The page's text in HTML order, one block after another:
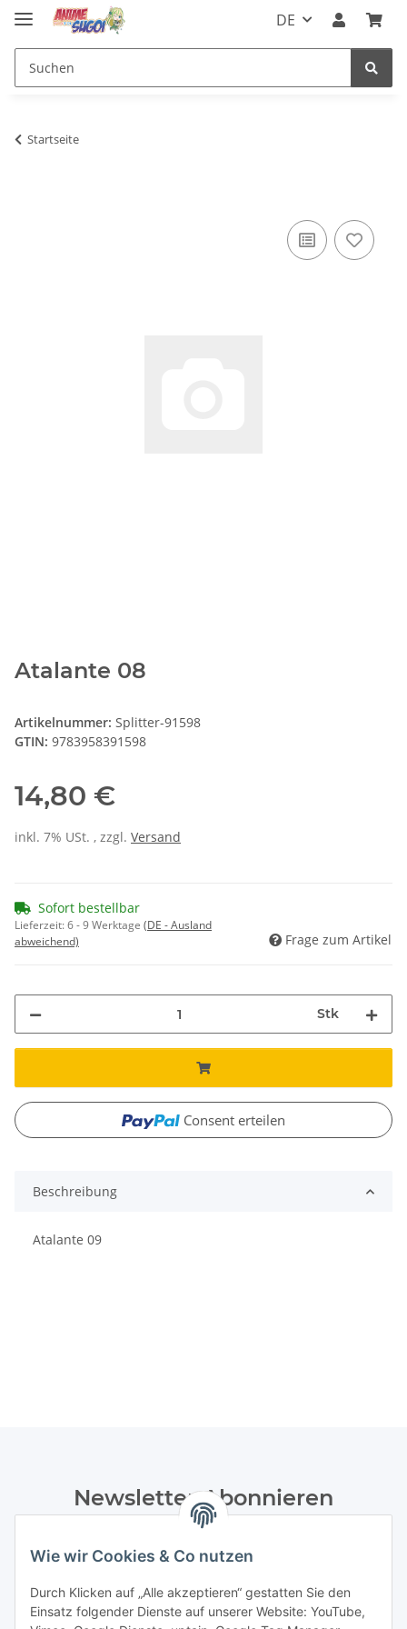
Wie wir Cookies & Co nutzen
Durch Klicken auf „Alle akzeptieren“ gestatten Sie den
Einsatz folgender Dienste auf unserer Website: YouTube,
DE
Startseite
Atalante 08
Artikelnummer: Splitter-91598
GTIN: 9783958391598
14,80 €
inkl. 7% USt. , zzgl. Versand
Sofort bestellbar
Lieferzeit:6 - 9 Werktage (DE - Ausland
abweichend)
Frage zum Artikel
Stk
Consent erteilen
Beschreibung
Atalante 09
Newsletter Abonnieren
Bitte senden Sie mir entsprechend Ihrer
Datenschutzerklärungregelmäßig und jederzeit widerruflich
Abonnieren